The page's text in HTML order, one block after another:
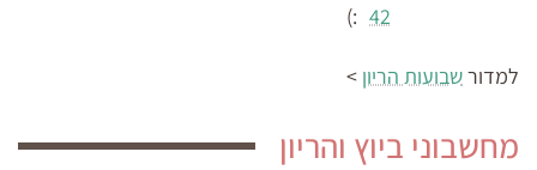
42
:)
למדורשבועות הריון >
מחשבוני ביוץ והריון